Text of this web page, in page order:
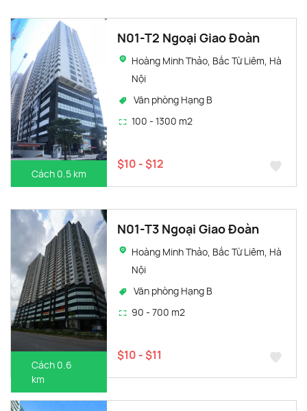
Cách 0.5 km
N01-T2 Ngoại Giao Đoàn
Hoàng Minh Thảo, Bắc Từ Liêm, Hà
Nội
Văn phòng Hạng B
100 - 1300 m2
$10 - $12
Cách 0.6
km
N01-T3 Ngoại Giao Đoàn
Hoàng Minh Thảo, Bắc Từ Liêm, Hà
Nội
Văn phòng Hạng B
90 - 700 m2
$10 - $11